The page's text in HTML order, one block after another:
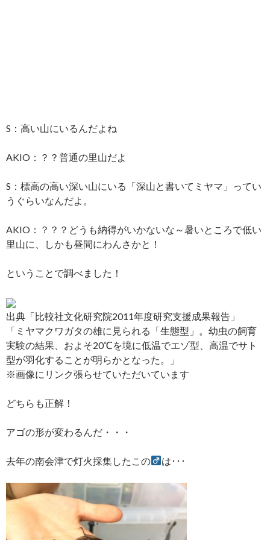
S：高い山にいるんだよね
AKIO：？？普通の里山だよ
S：標高の高い深い山にいる「深山と書いてミヤマ」ってい
うぐらいなんだよ。
AKIO：？？？どうも納得がいかないな～暑いところで低い
里山に、しかも昼間にわんさかと！
ということで調べました！
出典「比較社文化研究院2011年度研究支援成果報告」
「ミヤマクワガタの雄に見られる「生態型」。幼虫の飼育
実験の結果、およそ20℃を境に低温でエゾ型、高温でサト
型が羽化することが明らかとなった。」
※画像にリンク張らせていただいています
どちらも正解！
アゴの形が変わるんだ・・・
去年の南会津で灯火採集したこの は･･･